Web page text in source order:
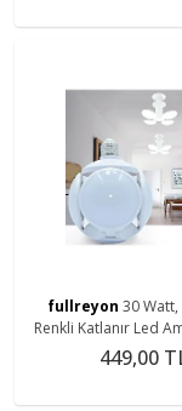
fullreyon 30 Watt,
Renkli Katlanır Led
Tasarruflu, 3000
Led Ampul
449,00